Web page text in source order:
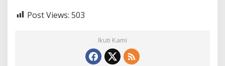
Post Views: 503
Ikuti Kami